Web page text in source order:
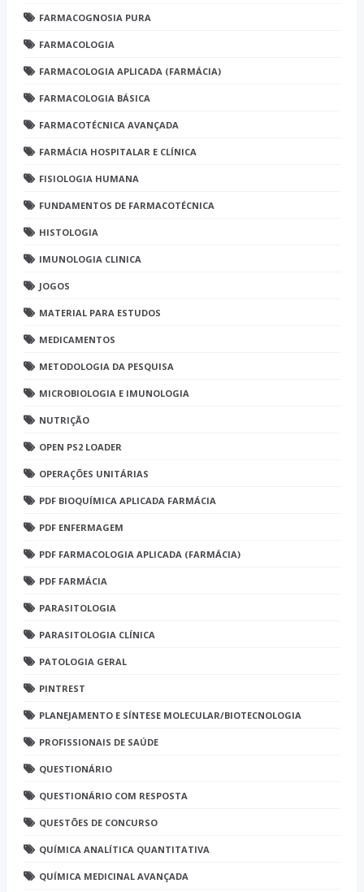
FARMACOGNOSIA PURA
FARMACOLOGIA
FARMACOLOGIA APLICADA (FARMÁCIA)
FARMACOLOGIA BÁSICA
FARMACOTÉCNICA AVANÇADA
FARMÁCIA HOSPITALAR E CLÍNICA
FISIOLOGIA HUMANA
FUNDAMENTOS DE FARMACOTÉCNICA
HISTOLOGIA
IMUNOLOGIA CLINICA
JOGOS
MATERIAL PARA ESTUDOS
MEDICAMENTOS
METODOLOGIA DA PESQUISA
MICROBIOLOGIA E IMUNOLOGIA
NUTRIÇÃO
OPEN PS2 LOADER
OPERAÇÕES UNITÁRIAS
PDF BIOQUÍMICA APLICADA FARMÁCIA
PDF ENFERMAGEM
PDF FARMACOLOGIA APLICADA (FARMÁCIA)
PDF FARMÁCIA
PARASITOLOGIA
PARASITOLOGIA CLÍNICA
PATOLOGIA GERAL
PINTREST
PLANEJAMENTO E SÍNTESE MOLECULAR/BIOTECNOLOGIA
PROFISSIONAIS DE SAÚDE
QUESTIONÁRIO
QUESTIONÁRIO COM RESPOSTA
QUESTÕES DE CONCURSO
QUÍMICA ANALÍTICA QUANTITATIVA
QUÍMICA MEDICINAL AVANÇADA